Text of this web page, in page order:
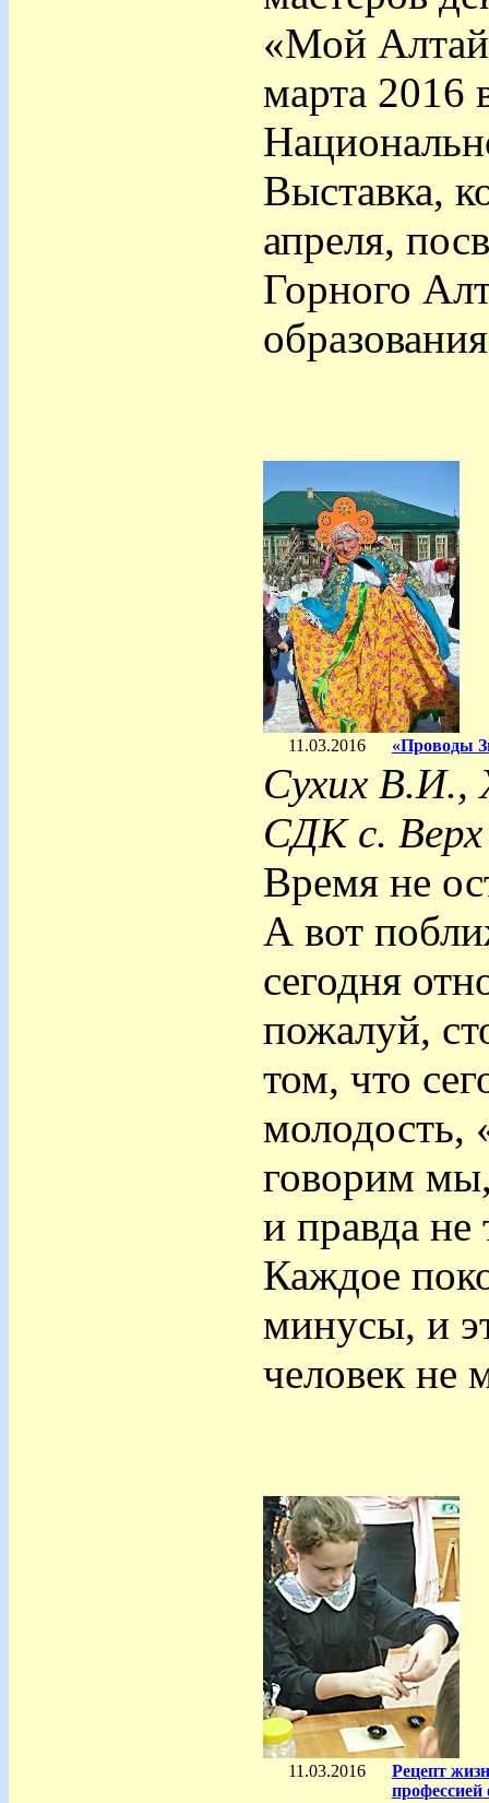
«Мой
марта 2016
Выставка,
апреля,
Горного
11.03.2016 «Проводы
Сухих В.И.,
СДК с.
Время не
А вот
сегодня
пожалуй,
том, что
молодость,
говорим
и правда не
Каждое
минусы, и
человек не
11.03.2016
Рецепт